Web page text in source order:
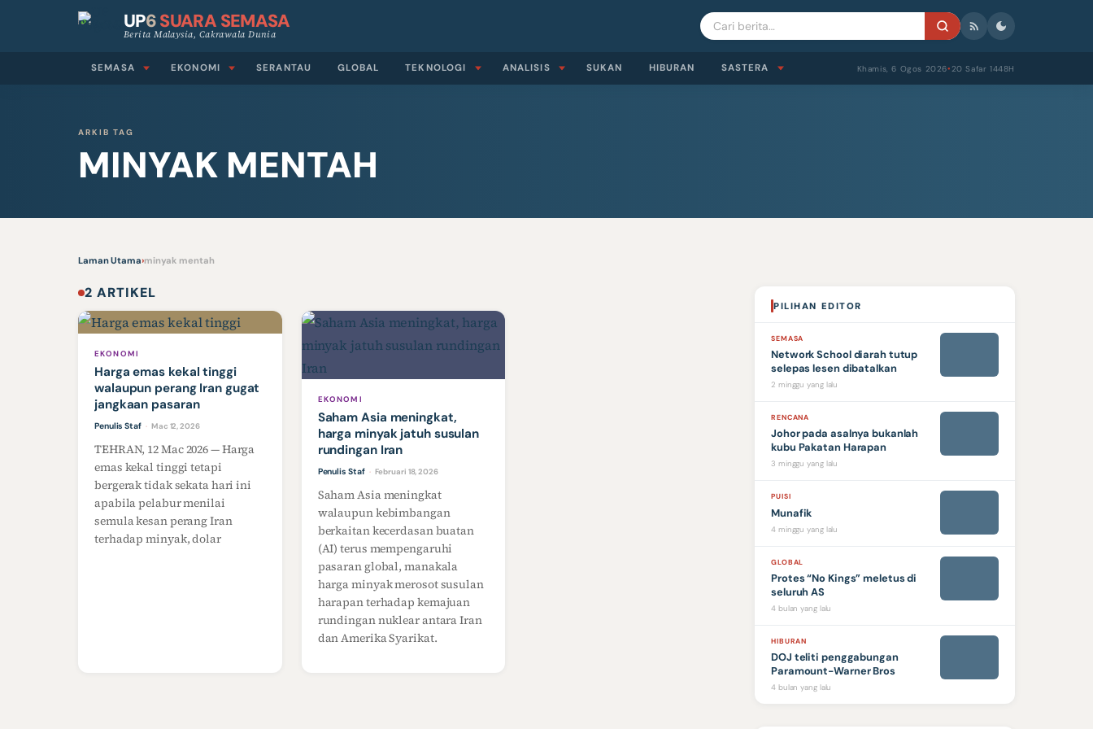
UP6SUARA SEMASA
Berita Malaysia, Cakrawala Dunia
SEMASA EKONOMI SERANTAU GLOBAL TEKNOLOGI ANALISIS SUKAN HIBURAN SASTERA Khamis, 6 Ogos 2026● 20 Safar 1448H
ARKIB TAG
MINYAK MENTAH
Laman Utama›minyak mentah
2 ARTIKEL
EKONOMI
Harga emas kekal tinggi
walaupun perang Iran gugat
jangkaan pasaran
Penulis Staf · Mac 12, 2026
TEHRAN, 12 Mac 2026 — Harga
emas kekal tinggi tetapi
bergerak tidak sekata hari ini
apabila pelabur menilai
semula kesan perang Iran
terhadap minyak, dolar
EKONOMI
Saham Asia meningkat,
harga minyak jatuh susulan
rundingan Iran
Penulis Staf · Februari 18, 2026
Saham Asia meningkat
walaupun kebimbangan
berkaitan kecerdasan buatan
(AI) terus mempengaruhi
pasaran global, manakala
harga minyak merosot susulan
harapan terhadap kemajuan
rundingan nuklear antara Iran
dan Amerika Syarikat.
PILIHAN EDITOR
SEMASA
Network School diarah tutup
selepas lesen dibatalkan
2 minggu yang lalu
RENCANA
Johor pada asalnya bukanlah
kubu Pakatan Harapan
3 minggu yang lalu
PUISI
Munafik
4 minggu yang lalu
GLOBAL
Protes “No Kings” meletus di
seluruh AS
4 bulan yang lalu
HIBURAN
DOJ teliti penggabungan
Paramount-Warner Bros
4 bulan yang lalu